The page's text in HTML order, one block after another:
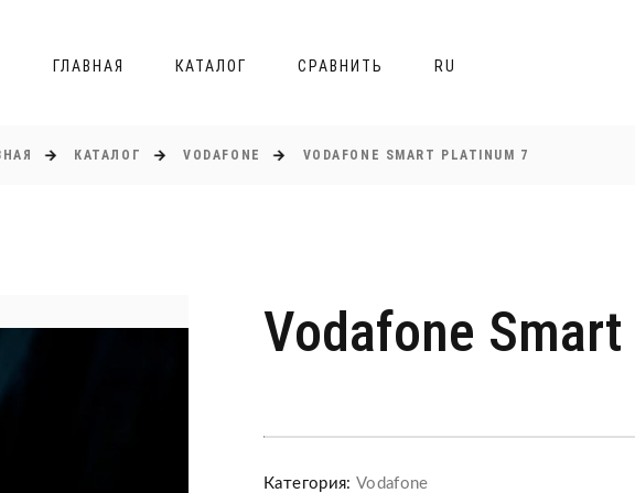
ГЛАВНАЯ КАТАЛОГ СРАВНИТЬ RU
КАТАЛОГ VODAFONE VODAFONE SMART PLATINUM 7
Vodafone
Категория: Vodafone